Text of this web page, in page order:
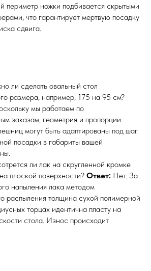
периметр ножки подбивается скрытыми
что гарантирует мертвую посадку
сдвига.
ли сделать овальный стол
размера, например, 175 на 95 см?
мы работаем по
заказам, геометрия и пропорции
могут быть адаптированы под шаг
посадки в габариты вашей
ли лак на скругленной кромке
плоской поверхности? Ответ: Нет. За
напыления лака методом
распыления толщина сухой полимерной
торцах идентична пласту на
стола. Износ происходит